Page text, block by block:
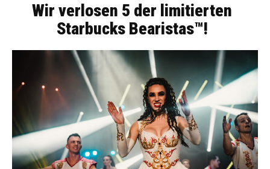
Wir verlosen 5 der limitierten
Starbucks Bearistas™!